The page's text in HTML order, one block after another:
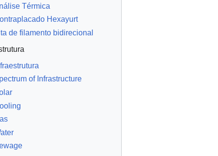
Térmica
Hexayurt
de filamento bidirecional
of Infrastructure